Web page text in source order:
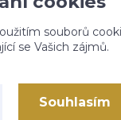
souborů
se Vašich zájmů.
Souhlasím